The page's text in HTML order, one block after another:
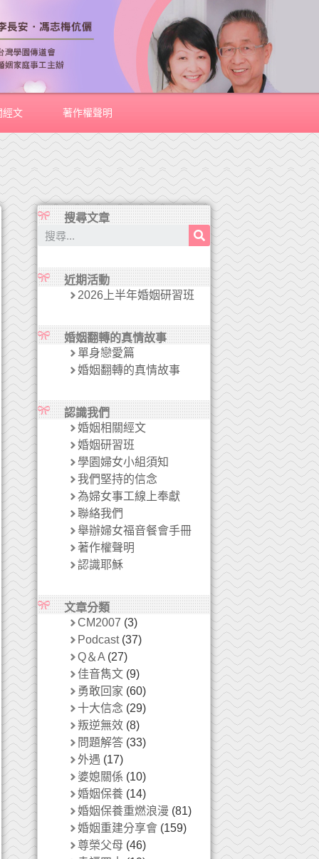
經文 著作權聲明
搜尋文章
近期活動
2026上半年婚姻研習班
婚姻翻轉的真情故事
單身戀愛篇
婚姻翻轉的真情故事
認識我們
婚姻相關經文
婚姻研習班
學園婦女小組須知
我們堅持的信念
為婦女事工線上奉獻
聯絡我們
舉辦婦女福音餐會手冊
著作權聲明
認識耶穌
文章分類
CM2007 (3)
Podcast(37)
Q＆A(27)
佳音雋文(9)
勇敢回家 (60)
十大信念 (29)
叛逆無效(8)
問題解答(33)
外遇 (17)
婆媳關係 (10)
婚姻保養(14)
婚姻保養重燃浪漫 (81)
婚姻重建分享會(159)
尊榮父母 (46)